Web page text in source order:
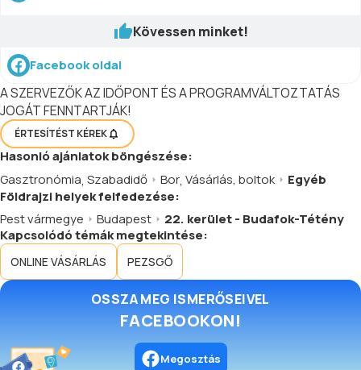
Kövessen minket!
Facebook oldal
A SZERVEZŐK AZ IDŐPONT ÉS A PROGRAMVÁLTOZTATÁS
JOGÁT FENNTARTJÁK!
ÉRTESÍTÉST KÉREK
Hasonlóajánlatokböngészése:
Gasztronómia, Szabadidő Bor, Vásárlás, boltok
Egyéb
Földrajzi helyek felfedezése:
Pest vármegye
Budapest
22. kerület - Budafok-Tétény
Kapcsolódó témák megtekintése:
ONLINE VÁSÁRLÁS PEZSGŐ
OSSZA MEG ISMERŐSEIVEL
FACEBOOKON!
Megosztás